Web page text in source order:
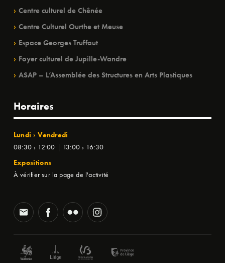
Centre culturel de Chênée
Centre Culturel Ourthe et Meuse
Espace Georges Truffaut
Foyer culturel de Jupille-Wandre
ASAP – L’Assemblée des Structures en Arts Plastiques
Horaires
Lundi › Vendredi
08:30 › 12:00 | 13:00 › 16:30
Expositions
À vérifier sur la page de l'activité